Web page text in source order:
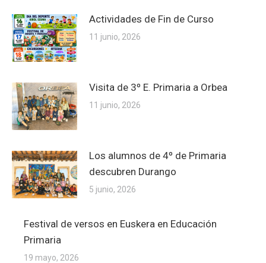
Actividades de Fin de Curso
11 junio, 2026
Visita de 3º E. Primaria a Orbea
11 junio, 2026
Los alumnos de 4º de Primaria
descubren Durango
5 junio, 2026
Festival de versos en Euskera en Educación
Primaria
19 mayo, 2026